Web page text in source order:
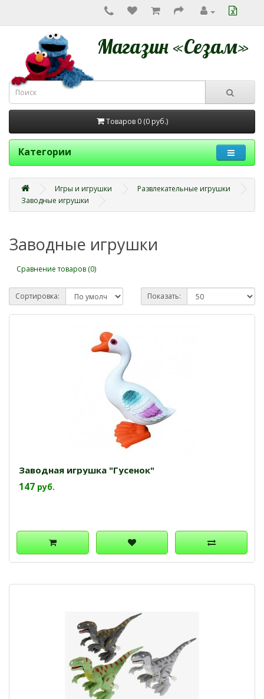
Магазин «Сезам»
Товаров 0 (0 руб.)
Категории
Игры и игрушки
Развлекательные игрушки
Заводные игрушки
Заводные игрушки
Сравнение товаров (0)
Сортировка: Показать:
Заводная игрушка "Гусенок"
147 руб.